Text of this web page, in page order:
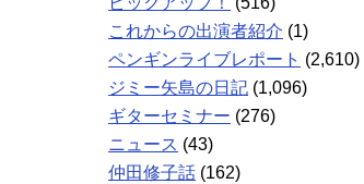
これからの出演者紹介 (1)
ペンギンライブレポート (2,610)
ジミー矢島の日記 (1,096)
ギターセミナー (276)
ニュース (43)
仲田修子話 (162)